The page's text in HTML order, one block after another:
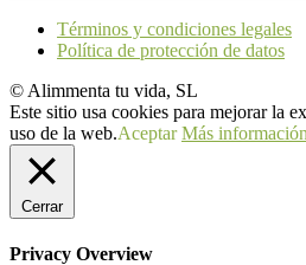
Términos y condiciones legales
Política de protección de datos
© Alimmenta tu vida, SL
Este sitio usa cookies para mejorar la
uso de la web.Aceptar Más información
Cerrar
Privacy Overview